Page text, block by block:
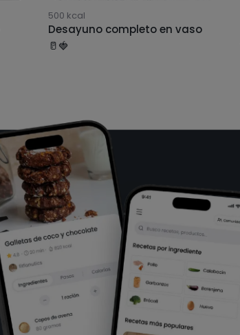
500 kcal
Desayuno completo en vaso
🥛🍓